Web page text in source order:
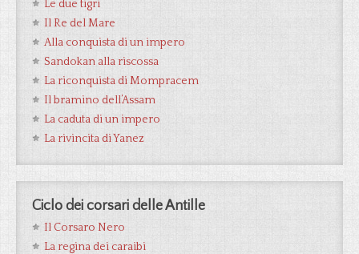
Le due tigri
Il Re del Mare
Alla conquista di un impero
Sandokan alla riscossa
La riconquista di Mompracem
Il bramino dell’Assam
La caduta di un impero
La rivincita di Yanez
Ciclo dei corsari delle Antille
Il Corsaro Nero
La regina dei caraibi